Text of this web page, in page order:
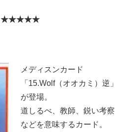
★★★★★
メディスンカード
「15.Wolf（オオカミ）逆」
が登場。
道しるべ、教師、鋭い考察
などを意味するカード。